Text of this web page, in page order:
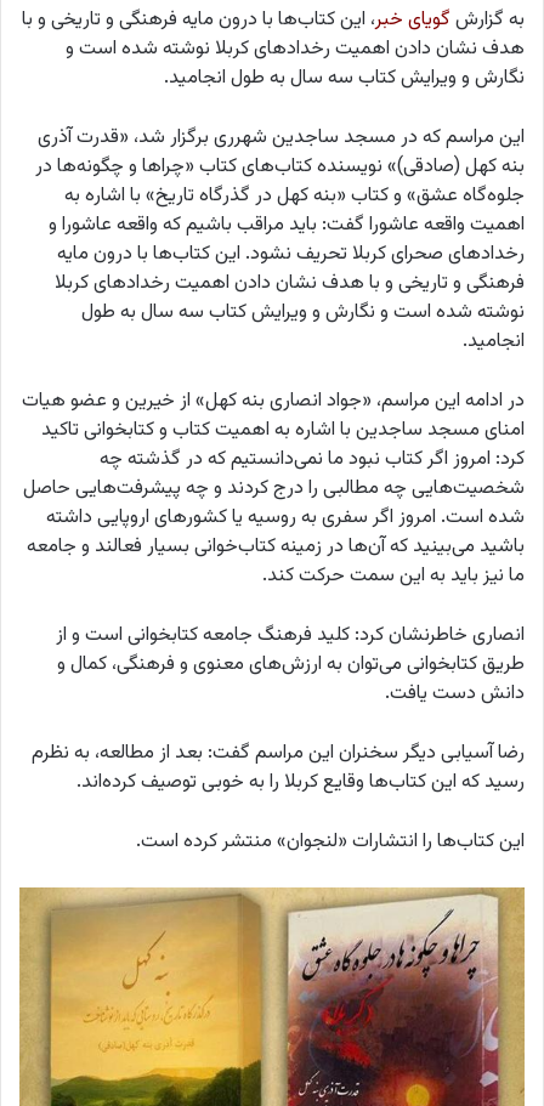
به گزارش گویای خبر، این کتاب‌ها با درون مایه فرهنگی و تاریخی و با
هدف نشان دادن اهمیت رخدادهای کربلا نوشته شده است و
نگارش و ویرایش کتاب سه سال به طول انجامید.
این مراسم که در مسجد ساجدین شهرری برگزار شد، «قدرت آذری
بنه کهل (صادقی)» نویسنده کتاب‌های کتاب «چراها و چگونه‌ها در
جلوه‌گاه عشق» و کتاب «بنه کهل در گذرگاه تاریخ» با اشاره به
اهمیت واقعه عاشورا گفت: باید مراقب باشیم که واقعه عاشورا و
رخدادهای صحرای کربلا تحریف نشود. این کتاب‌ها با درون مایه
فرهنگی و تاریخی و با هدف نشان دادن اهمیت رخدادهای کربلا
نوشته شده است و نگارش و ویرایش کتاب سه سال به طول
انجامید.
در ادامه این مراسم، «جواد انصاری بنه کهل» از خیرین و عضو هیات
امنای مسجد ساجدین با اشاره به اهمیت کتاب و کتابخوانی تاکید
کرد: امروز اگر کتاب نبود ما نمی‌دانستیم که در گذشته چه
شخصیت‌هایی چه مطالبی را درج کردند و چه پیشرفت‌هایی حاصل
شده است. امروز اگر سفری به روسیه یا کشورهای اروپایی داشته
باشید می‌بینید که آن‌ها در زمینه کتاب‌خوانی بسیار فعالند و جامعه
ما نیز باید به این سمت حرکت کند.
انصاری خاطرنشان کرد: کلید فرهنگ جامعه کتابخوانی است و از
طریق کتابخوانی می‌توان به ارزش‌های معنوی و فرهنگی، کمال و
دانش دست یافت.
رضا آسیابی دیگر سخنران این مراسم گفت: بعد از مطالعه، به نظرم
رسید که این کتاب‌ها وقایع کربلا را به خوبی توصیف کرده‌اند.
این کتاب‌ها را انتشارات «لنجوان» منتشر کرده است.